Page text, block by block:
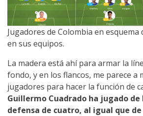
Jugadores de Colombia en
en sus equipos.
La madera está ahí para armar la
fondo, y en los flancos, me parece a
jugadores para hacer la función de
Guillermo Cuadrado ha jugado
defensa de cuatro, al igual que